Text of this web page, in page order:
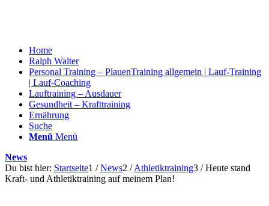
Home
Ralph Walter
Personal Training – PlauenTraining allgemein | Lauf-Training
| Lauf-Coaching
Lauftraining – Ausdauer
Gesundheit – Krafttraining
Ernährung
Suche
Menü Menü
News
Du bist hier: Startseite1 / News2 / Athletiktraining3 / Heute stand
Kraft- und Athletiktraining auf meinem Plan!